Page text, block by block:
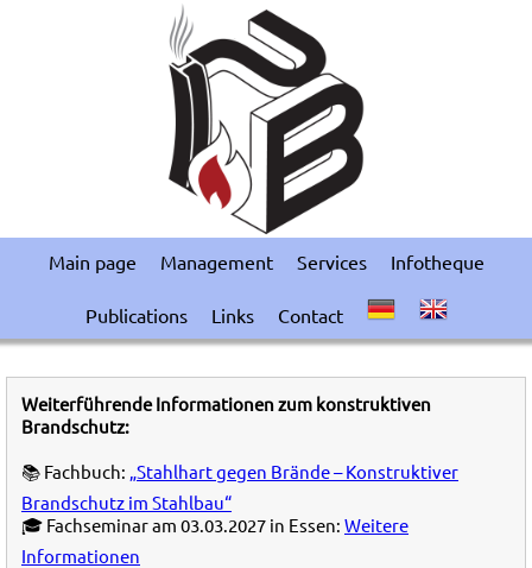
Main page Management Services Infotheque
Publications Links Contact
Weiterführende Informationen zum konstruktiven
Brandschutz:
📚 Fachbuch: „Stahlhart gegen Brände – Konstruktiver
Brandschutz im Stahlbau“
🎓 Fachseminar am 03.03.2027 in Essen: Weitere
Informationen